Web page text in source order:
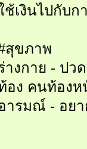
ช้เงินไปกับก
สุขภาพ
างกาย - ปว
อง คนท้องห
ารมณ์ - อย